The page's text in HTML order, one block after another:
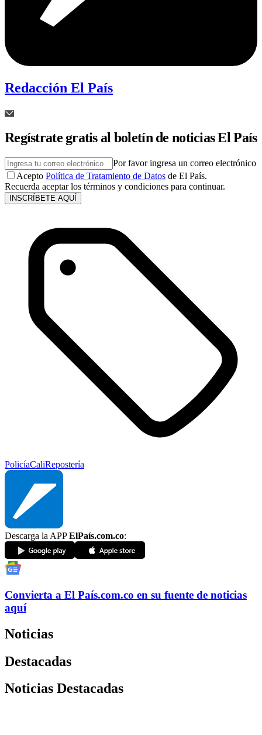
Redacción El País
Regístrate gratis al boletín de noticias El País
Por favor ingresa un correo electrónico
Acepto Política de Tratamiento de Datos de El País.
Recuerda aceptar los términos y condiciones para continuar.
INSCRÍBETE AQUÍ
PolicíaCaliRepostería
Descarga la APPElPaís.com.co:
Convierta a El País.com.co en su fuente de noticias
aquí
Noticias
Destacadas
Noticias Destacadas